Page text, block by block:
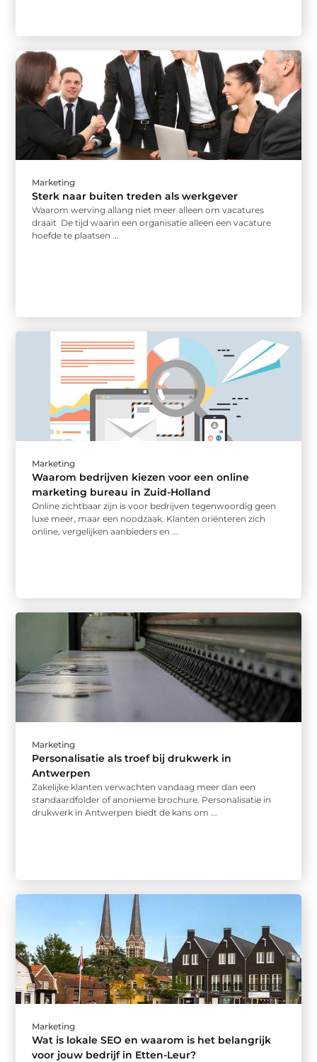
Marketing
Sterk naar buiten treden als werkgever
Waarom werving allang niet meer alleen om vacatures
draait De tijd waarin een organisatie alleen een vacature
hoefde te plaatsen ...
Marketing
Waarom bedrijven kiezen voor een online
marketing bureau in Zuid-Holland
Online zichtbaar zijn is voor bedrijven tegenwoordig geen
luxe meer, maar een noodzaak. Klanten oriënteren zich
online, vergelijken aanbieders en ...
Marketing
Personalisatie als troef bij drukwerk in
Antwerpen
Zakelijke klanten verwachten vandaag meer dan een
standaardfolder of anonieme brochure. Personalisatie in
drukwerk in Antwerpen biedt de kans om ...
Marketing
Wat is lokale SEO en waarom is het belangrijk
voor jouw bedrijf in Etten-Leur?